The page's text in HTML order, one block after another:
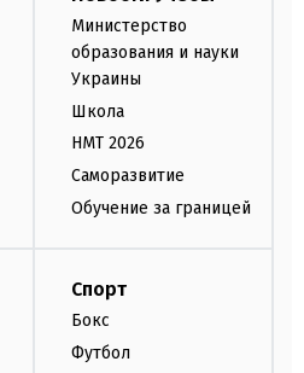
Министерство
образования и науки
Украины
Школа
НМТ 2026
Саморазвитие
Обучение за границей
Спорт
Бокс
Футбол